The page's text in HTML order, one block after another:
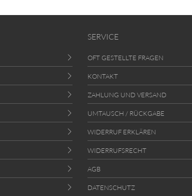
SERVICE
OFT GESTELLTE FRAGEN
KONTAKT
ZAHLUNG UND VERSAND
UMTAUSCH / RÜCKGABE
WIDERRUF ERKLÄREN
WIDERRUFSRECHT
AGB
DATENSCHUTZ